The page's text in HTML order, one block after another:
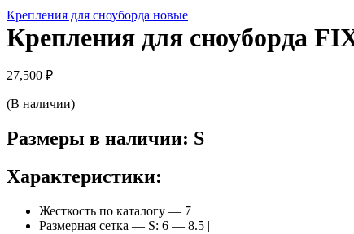
Крепления для сноуборда новые
Крепления для сноуборда
27,500 ₽
(В наличии)
Размеры в наличии: S
Характеристики:
Жесткость по каталогу — 7
Размерная сетка — S: 6 — 8.5 |